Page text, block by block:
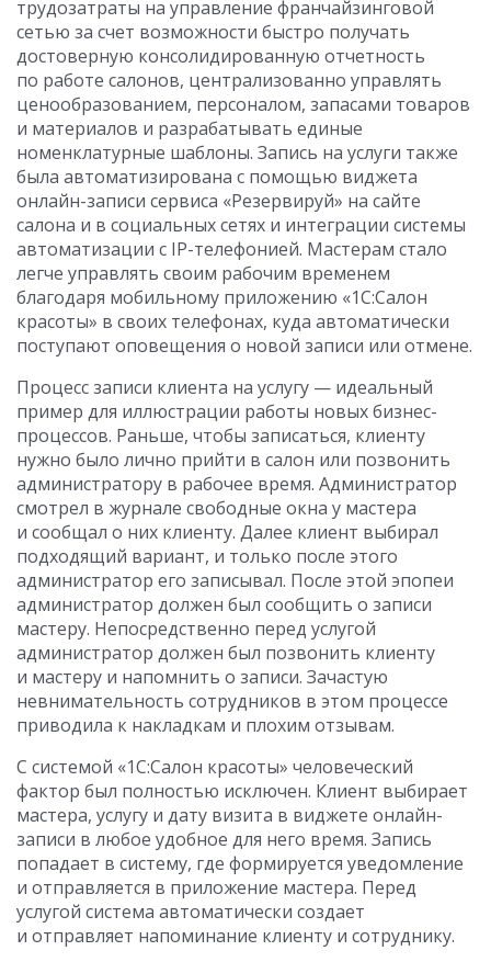
трудозатраты на управление франчайзинговой
сетью за счет возможности быстро получать
достоверную консолидированную отчетность
по работе салонов, централизованно управлять
ценообразованием, персоналом, запасами товаров
и материалов и разрабатывать единые
номенклатурные шаблоны. Запись на услуги также
была автоматизирована с помощью виджета
онлайн-записи сервиса «Резервируй» на сайте
салона и в социальных сетях и интеграции системы
автоматизации с IP-телефонией. Мастерам стало
легче управлять своим рабочим временем
благодаря мобильному приложению «1С:Салон
красоты» в своих телефонах, куда автоматически
поступают оповещения о новой записи или отмене.
Процесс записи клиента на услугу — идеальный
пример для иллюстрации работы новых бизнес-
процессов. Раньше, чтобы записаться, клиенту
нужно было лично прийти в салон или позвонить
администратору в рабочее время. Администратор
смотрел в журнале свободные окна у мастера
и сообщал о них клиенту. Далее клиент выбирал
подходящий вариант, и только после этого
администратор его записывал. После этой эпопеи
администратор должен был сообщить о записи
мастеру. Непосредственно перед услугой
администратор должен был позвонить клиенту
и мастеру и напомнить о записи. Зачастую
невнимательность сотрудников в этом процессе
приводила к накладкам и плохим отзывам.
С системой «1С:Салон красоты» человеческий
фактор был полностью исключен. Клиент выбирает
мастера, услугу и дату визита в виджете онлайн-
записи в любое удобное для него время. Запись
попадает в систему, где формируется уведомление
и отправляется в приложение мастера. Перед
услугой система автоматически создает
и отправляет напоминание клиенту и сотруднику.